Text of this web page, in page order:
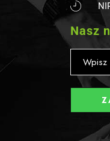
Nasz